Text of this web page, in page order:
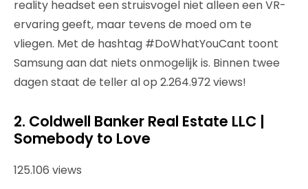
reality headset een struisvogel niet alleen een VR-
ervaring geeft, maar tevens de moed om te
vliegen. Met de hashtag #DoWhatYouCant toont
Samsung aan dat niets onmogelijk is. Binnen twee
dagen staat de teller al op 2.264.972 views!
2. Coldwell Banker Real Estate LLC |
Somebody to Love
125.106 views